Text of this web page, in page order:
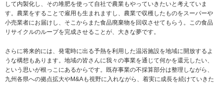
して内製化し、その堆肥を使って自社で農業もやっていきたいと考えていま
す。農業をすることで雇用も生まれますし、農業で収穫したものをスーパーや
小売業者にお届けし、そこからまた食品廃棄物を回収させてもらう。この食品
リサイクルのループを完成させることが、大きな夢です。
さらに将来的には、発電時に出る予熱を利用した温浴施設を地域に開放するよ
うな構想もあります。地域の皆さんに我々の事業を通じて何かを還元したい、
という思いが根っこにあるからです。既存事業の不採算部分は整理しながら、
九州各県への拠点拡大やM&Aも視野に入れながら、着実に成長を続けていきた